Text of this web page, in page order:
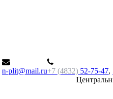
+7 (4832) 52-75-47,
n-plit@mail.ru